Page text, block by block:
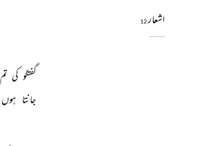
اشعار12
گفتگو کی تم
جانتا ہوں